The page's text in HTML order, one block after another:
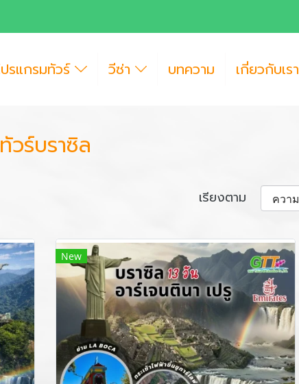
รแกรมทัวร์ วีซ่า บทความ เกี่ยวกับเรา
ทัวร์บราซิล
เรียงตาม
New